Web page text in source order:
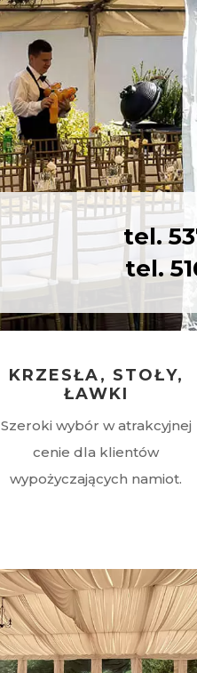
tel.
tel.
KRZESŁA, STOŁY,
ŁAWKI
Szeroki wybór w atrakcyjnej
cenie dla klientów
wypożyczających namiot.